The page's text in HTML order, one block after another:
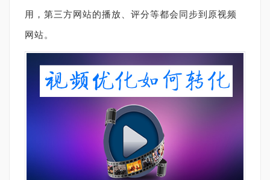
用，第三方网站的播放、评分等都会同步到原视频
网站。